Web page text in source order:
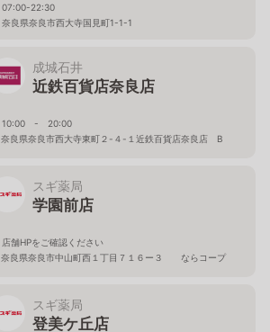
07:00-22:30
奈良県奈良市西大寺国見町1-1-1
成城石井
近鉄百貨店奈良店
10:00 - 20:00
奈良県奈良市西大寺東町２-４-１近鉄百貨店奈良店 B
スギ薬局
学園前店
店舗HPをご確認ください
奈良県奈良市中山町西１丁目７１６ー３ ならコープ
スギ薬局
登美ケ丘店